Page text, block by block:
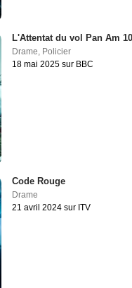
L'Attentat du vol Pan Am
Drame Policier
18 mai 2025 sur BBC
Code Rouge
Drame
21 avril 2024 sur ITV